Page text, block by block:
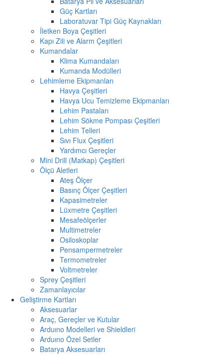
Güç Kartları
Laboratuvar Tipi Güç Kaynakları
İletken Boya Çeşitleri
Kapı Zili ve Alarm Çeşitleri
Kumandalar
Klima Kumandaları
Kumanda Modülleri
Lehimleme Ekipmanları
Havya Çeşitleri
Havya Ucu Temizleme Ekipmanları
Lehim Pastaları
Lehim Sökme Pompası Çeşitleri
Lehim Telleri
Sıvı Flux Çeşitleri
Yardımcı Gereçler
Mini Drill (Matkap) Çeşitleri
Ölçü Aletleri
Ateş Ölçer
Basınç Ölçer Çeşitleri
Kapasimetreler
Lüxmetre Çeşitleri
Mesafeölçerler
Multimetreler
Osiloskoplar
Pensampermetreler
Termometreler
Voltmetreler
Sprey Çeşitleri
Zamanlayıcılar
Geliştirme Kartları
Aksesuarlar
Araç, Gereçler ve Kutular
Arduıno Modelleri ve Shieldleri
Arduıno Özel Setler
Batarya Aksesuarları